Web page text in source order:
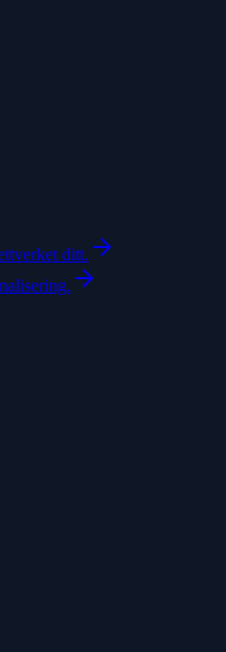
ditt.